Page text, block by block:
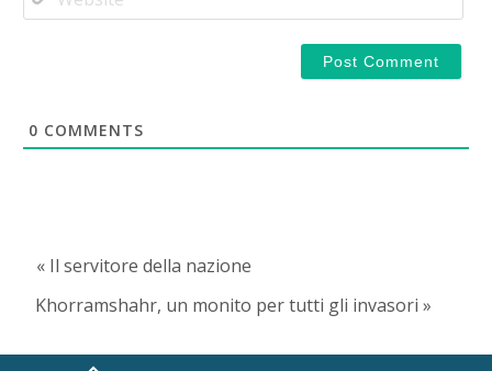
0 COMMENTS
« Il servitore della nazione
Khorramshahr, un monito per tutti gli invasori »
RIPRISTINA
Modalità Scura
Disattiva Immagini